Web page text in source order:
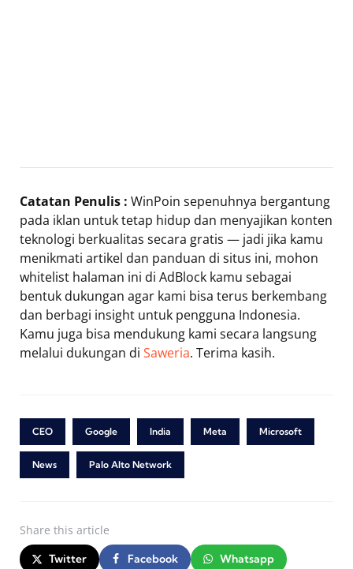
Catatan Penulis : WinPoin sepenuhnya bergantung
pada iklan untuk tetap hidup dan menyajikan konten
teknologi berkualitas secara gratis — jadi jika kamu
menikmati artikel dan panduan di situs ini, mohon
whitelist halaman ini di AdBlock kamu sebagai
bentuk dukungan agar kami bisa terus berkembang
dan berbagi insight untuk pengguna Indonesia.
Kamu juga bisa mendukung kami secara langsung
melalui dukungan di Saweria. Terima kasih.
CEO Google India Meta Microsoft
News Palo Alto Network
Share this article
Twitter Facebook Whatsapp